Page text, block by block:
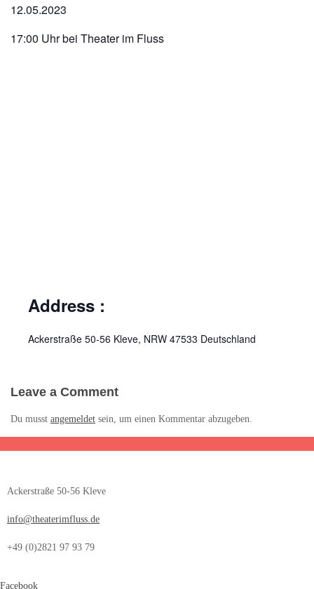
12.05.2023
17:00 Uhr bei Theater im Fluss
Address :
Ackerstraße 50-56 Kleve, NRW 47533 Deutschland
Leave a Comment
Du musst angemeldet sein, um einen Kommentar abzugeben.
Ackerstraße 50-56 Kleve
info@theaterimfluss.de
+49 (0)2821 97 93 79
Facebook